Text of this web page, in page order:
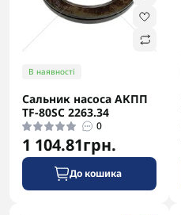
В наявності
Сальник насоса АКПП
TF-80SC 2263.34
0
1 104.81грн.
До кошика